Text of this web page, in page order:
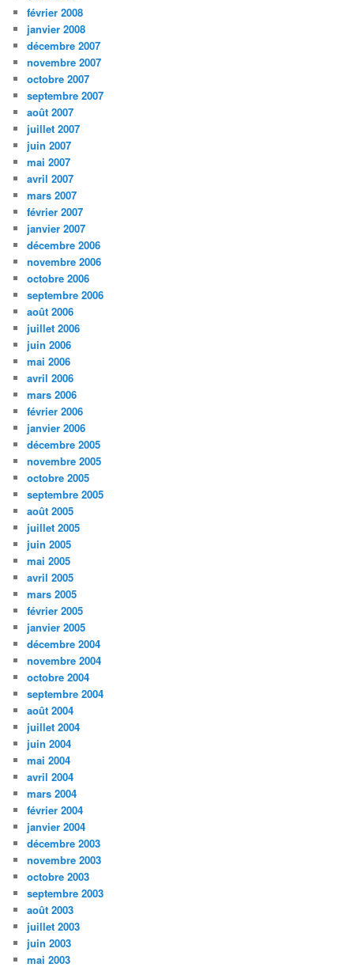
février 2008
janvier 2008
décembre 2007
novembre 2007
octobre 2007
septembre 2007
août 2007
juillet 2007
juin 2007
mai 2007
avril 2007
mars 2007
février 2007
janvier 2007
décembre 2006
novembre 2006
octobre 2006
septembre 2006
août 2006
juillet 2006
juin 2006
mai 2006
avril 2006
mars 2006
février 2006
janvier 2006
décembre 2005
novembre 2005
octobre 2005
septembre 2005
août 2005
juillet 2005
juin 2005
mai 2005
avril 2005
mars 2005
février 2005
janvier 2005
décembre 2004
novembre 2004
octobre 2004
septembre 2004
août 2004
juillet 2004
juin 2004
mai 2004
avril 2004
mars 2004
février 2004
janvier 2004
décembre 2003
novembre 2003
octobre 2003
septembre 2003
août 2003
juillet 2003
juin 2003
mai 2003